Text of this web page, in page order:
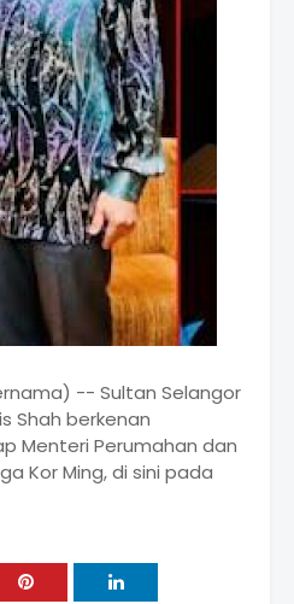
-- Sultan Selangor
Shah berkenan
Menteri Perumahan dan
Kor Ming, di sini pada